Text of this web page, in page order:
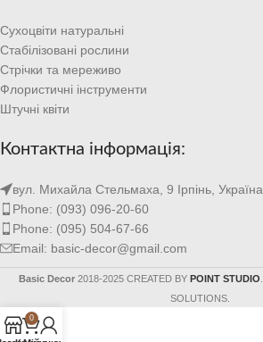
Сухоцвіти натуральні
Стабілізовані рослини
Стрічки та мереживо
Флористичні інструменти
Штучні квіти
Контактна інформація:
вул. Михайла Стельмаха, 9 Ірпінь, Україна
Phone: (093) 096-20-60
Phone: (095) 504-67-66
Email: basic-decor@gmail.com
Basic Decor 2018-2025 CREATED BY POINT STUDIO
SOLUTIONS.
0